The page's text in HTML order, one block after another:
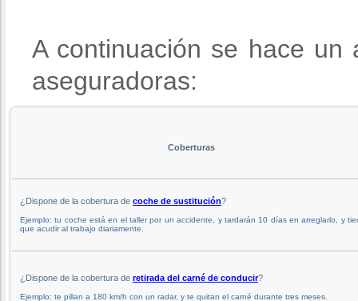
A continuación se hace un
aseguradoras:
Coberturas
¿Dispone de la cobertura de coche de sustitución?
Ejemplo: tu coche está en el taller por un accidente, y tardarán 10 días en arreglarlo, y
que acudir al trabajo diariamente.
¿Dispone de la cobertura de retirada del carné de conducir?
Ejemplo: te pillan a 180 km/h con un radar, y te quitan el carné durante tres meses.